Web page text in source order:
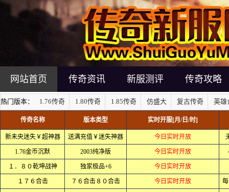
网站首页 传奇资讯 新服测评 传奇攻略
热门版本： 1.76传奇 1.80传奇 1.85传奇 仿盛大 复古传奇 英雄
传奇名称 版本类型 实时开服[月/日/时]
新未央迷失￥超神器 送满充值￥迷失神器 今日实时开放
1.76金币沉默 2003纯净版 今日实时开放
１．８０乾坤战神 独家极品+6 今日实时开放
１７６合击 ７６合击８０合击 今日实时开放